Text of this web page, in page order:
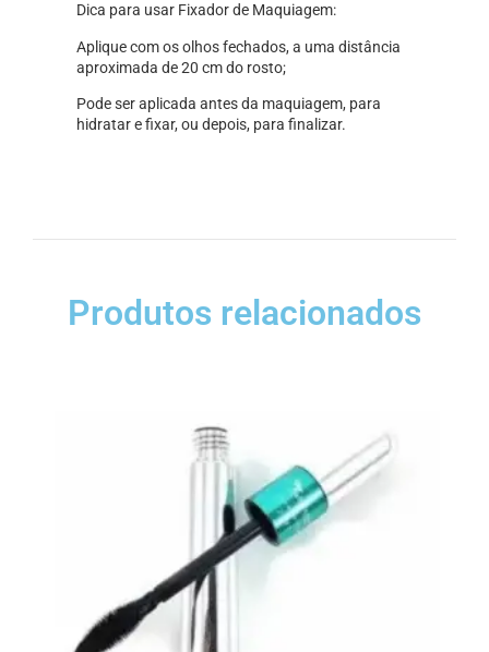
Dica para usar Fixador de Maquiagem:
Aplique com os olhos fechados, a uma distância
aproximada de 20 cm do rosto;
Pode ser aplicada antes da maquiagem, para
hidratar e fixar, ou depois, para finalizar.
Produtos relacionados